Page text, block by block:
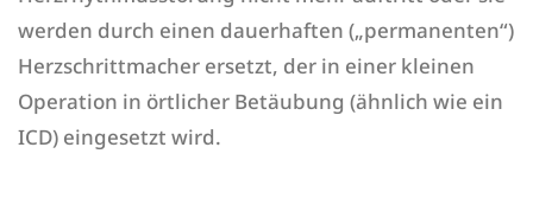
werden durch einen dauerhaften („permanenten“)
Herzschrittmacher ersetzt, der in einer kleinen
Operation in örtlicher Betäubung (ähnlich wie ein
ICD) eingesetzt wird.